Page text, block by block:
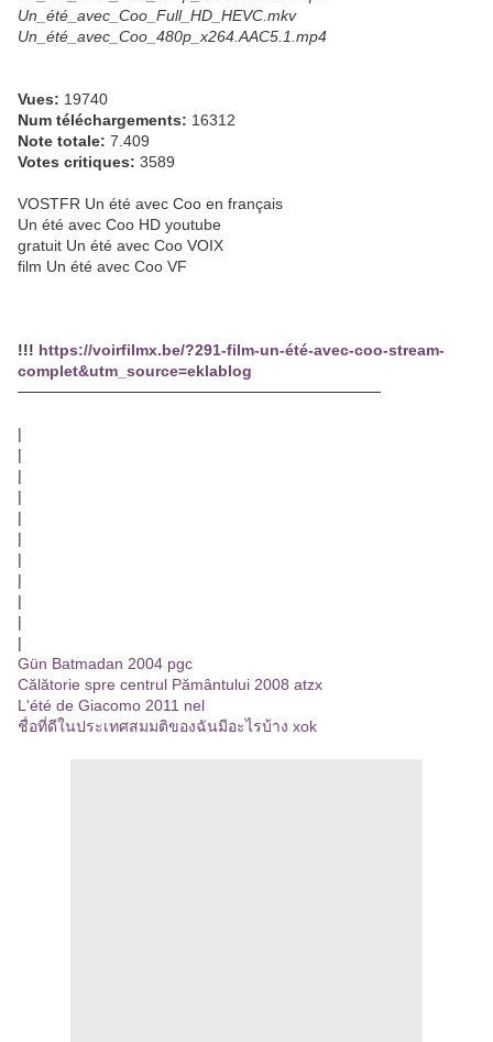
Un_été_avec_Coo_Full_HD_HEVC.mkv
Un_été_avec_Coo_480p_x264.AAC5.1.mp4
Vues: 19740
Num téléchargements: 16312
Note totale: 7.409
Votes critiques: 3589
VOSTFR Un été avec Coo en français
Un été avec Coo HD youtube
gratuit Un été avec Coo VOIX
film Un été avec Coo VF
!!! https://voirfilmx.be/?291-film-un-été-avec-coo-stream-
complet&utm_source=eklablog
─────────────────────────────────
|
|
|
|
|
|
|
|
|
|
|
Gün Batmadan 2004 pgc
Călătorie spre centrul Pământului 2008 atzx
L'été de Giacomo 2011 nel
ชื่อที่ดีในประเทศสมมติของฉันมีอะไรบ้าง xok